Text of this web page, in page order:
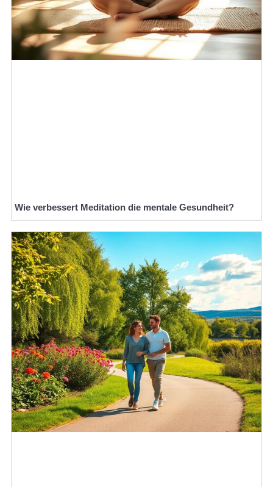
Wie verbessert Meditation die mentale Gesundheit?